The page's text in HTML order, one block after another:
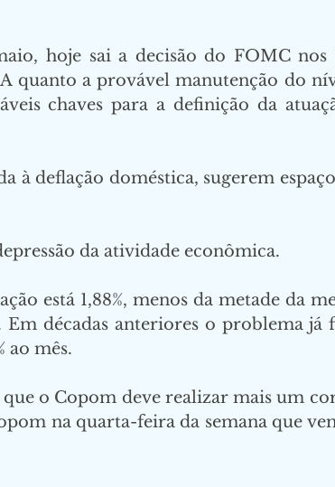
Cassinos
hoje sai a decisão do FOMC nos
quanto a provável manutenção do
chaves para a definição da
à deflação doméstica, sugerem
da atividade econômica.
está 1,88%, menos da metade da
Em décadas anteriores o problema já
ao mês.
que o Copom deve realizar mais um
na quarta-feira da semana que